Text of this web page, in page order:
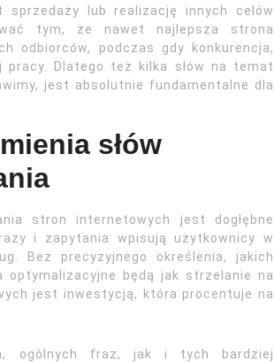
lub realizację innych celów
tym, że nawet najlepsza strona
odbiorców, podczas gdy konkurencja,
pracy. Dlatego też kilka słów na temat
jest absolutnie fundamentalne dla
słów
stron internetowych jest dogłębne
i zapytania wpisują użytkownicy w
Bez precyzyjnego określenia, jakich
optymalizacyjne będą jak strzelanie na
jest inwestycją, która procentuje na
ogólnych fraz, jak i tych bardziej